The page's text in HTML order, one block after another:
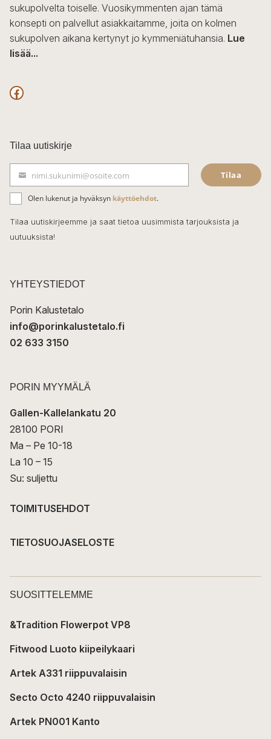
sukupolvelta toiselle. Vuosikymmenten ajan tämä
konsepti on palvellut asiakkaitamme, joita on kolmen
sukupolven aikana kertynyt jo kymmeniätuhansia. Lue
lisää...
F
c
e
b
o
o
k
Tilaa uutiskirje
ä
h
k
t
nimi.sukunimi@osoite.com Tilaa
Olen lukenut ja hyväksyn käyttöehdot.
Tilaa uutiskirjeemme ja saat tietoa uusimmista tarjouksista ja
uutuuksista!
YHTEYSTIEDOT
Porin Kalustetalo
info@porinkalustetalo.fi
02 633 3150
PORIN MYYMÄLÄ
Gallen-Kallelankatu 20
28100 PORI
Ma – Pe 10-18
La 10 – 15
Su: suljettu
TOIMITUSEHDOT
TIETOSUOJASELOSTE
SUOSITTELEMME
&Tradition Flowerpot VP8
Fitwood Luoto kiipeilykaari
Artek A331 riippuvalaisin
Secto Octo 4240 riippuvalaisin
Artek PN001 Kanto